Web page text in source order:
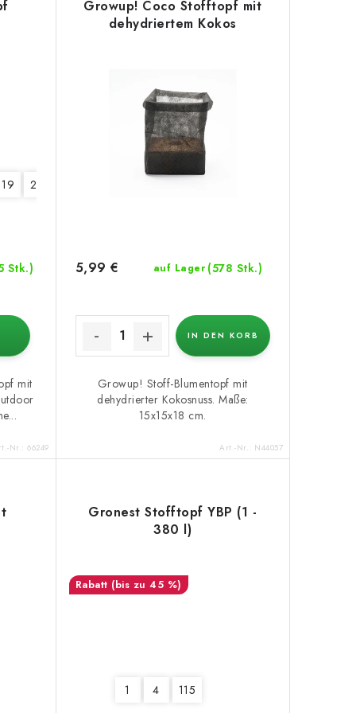
19 26
Stk.)
mit
Nr.: 66249
Growup! Coco Stofftopf mit
dehydriertem Kokos
auf Lager (578 Stk.)
5,99 €
IN DEN KORB
Growup! Stoff-Blumentopf mit
dehydrierter Kokosnuss. Maße:
15x15x18 cm.
Art.-Nr.: N44057
Gronest Stofftopf YBP (1 -
380 l)
(bis zu 45 %)
1 4 115